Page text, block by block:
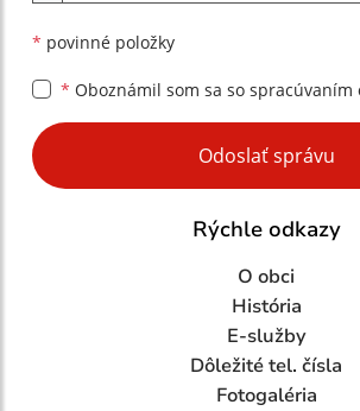
* povinné položky
* Oboznámil som sa so spracúvaním
Google reCaptcha Response
Odoslať správu
Rýchle odkazy
O obci
História
E-služby
Dôležité tel. čísla
Fotogaléria